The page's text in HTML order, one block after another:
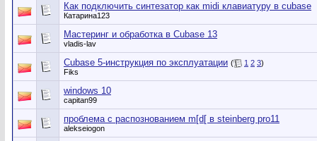
Как подключить синтезатор как midi клавиатуру в cubase
Катарина123
Мастеринг и обработка в Cubase 13
vladis-lav
Cubase 5-инструкция по эксплуатации ( 1 2 3)
Fiks
windows 10
capitan99
проблема с распознованием m[d[ в steinberg pro11
alekseiogon